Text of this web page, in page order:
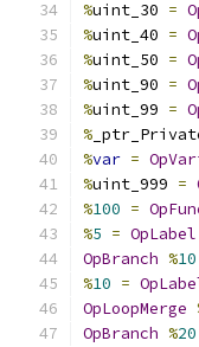
%uint_30 =
%uint_40 =
%uint_50 =
%uint_90 =
%uint_99 =
%
%var =
%uint_999 =
%100 =
%5 = OpLabel
OpBranch %10
%10 =
OpLoopMerge
OpBranch %20